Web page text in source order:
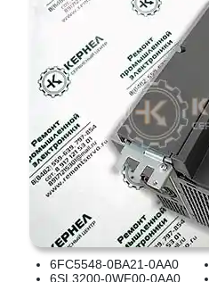
6FC5548-0BA21-0AA0
6SL3200-0WF00-0AA0